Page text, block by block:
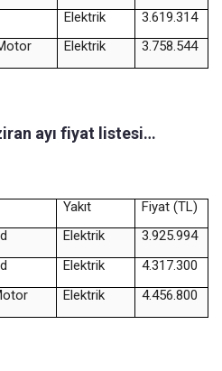
Elektrik
3.619.314
Elektrik 3.758.544
ayı fiyat listesi…
Yakıt
Fiyat (TL)
Elektrik
3.925.994
Elektrik
4.317.300
Elektrik 4.456.800